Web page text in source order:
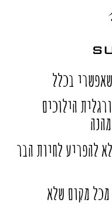
בכלל
הילוכים
להפריע לחיות הבר
מקום שלא